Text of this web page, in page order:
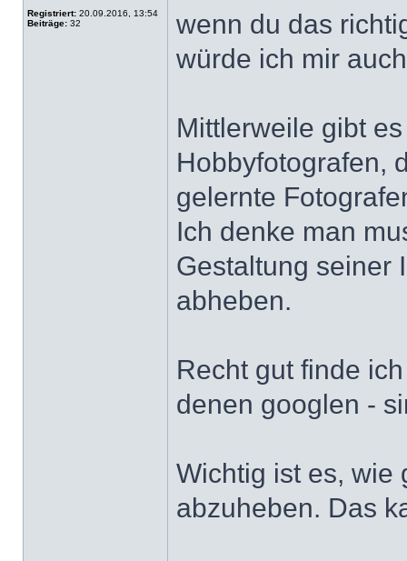
Registriert: 20.09.2016, 13:54
Beiträge: 32
wenn du das
würde ich mir
Mittlerweile gibt
Hobbyfotografen,
gelernte
Ich denke man
Gestaltung seiner
abheben.
Recht gut finde
denen googlen -
Wichtig ist es, wie
abzuheben. Das